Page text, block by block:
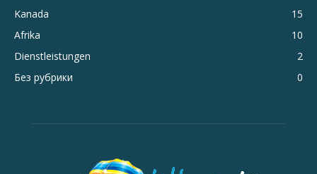
Kanada
15
Afrika
10
Dienstleistungen
2
Без рубрики
0